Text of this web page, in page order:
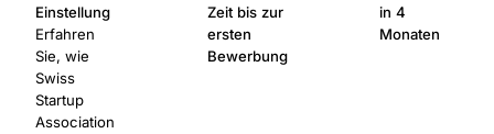
Einstellung
Erfahren
Sie, wie
Swiss
Startup
Association
Zeit bis zur
ersten
Bewerbung
in 4
Monaten